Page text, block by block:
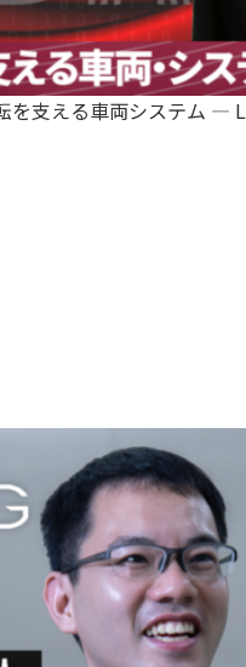
を支える車両システム —